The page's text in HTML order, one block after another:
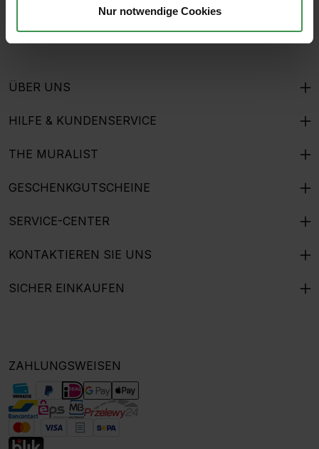
Nur notwendige Cookies
einverstanden.
ÜBER UNS
HILFE & KUNDENSERVICE
THE MURALIST
GESCHENKGUTSCHEINE
SERVICE-CENTER
KONTAKTIEREN SIE UNS
SICHER EINKAUFEN
ZAHLUNGSWEISEN